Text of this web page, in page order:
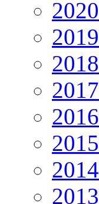
2020
2019
2018
2017
2016
2015
2014
2013